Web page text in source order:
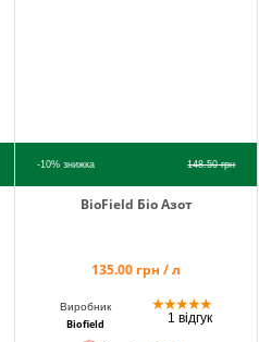
-10%знижка 148.50грн
BioField Біо Азот
135.00 грн / л
Виробник
Biofield
★★★★★
1 відгук